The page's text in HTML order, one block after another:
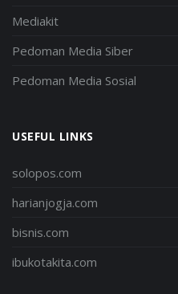
Mediakit
Pedoman Media Siber
Pedoman Media Sosial
USEFUL LINKS
solopos.com
harianjogja.com
bisnis.com
ibukotakita.com